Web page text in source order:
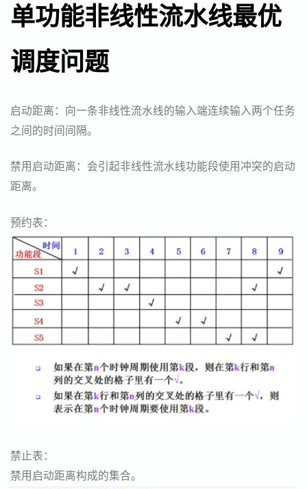
单功能非线性流水线最优
调度问题
启动距离：向一条非线性流水线的输入端连续输入两个任务
之间的时间间隔。
禁用启动距离：会引起非线性流水线功能段使用冲突的启动
距离。
预约表：
禁止表：
禁用启动距离构成的集合。